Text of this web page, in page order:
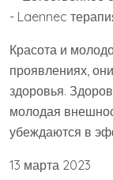
Красота и
проявлениях,
здоровья.
молодая
убеждаются в
13 марта 2023